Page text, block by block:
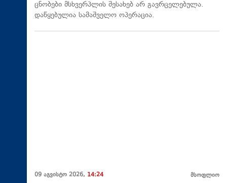
ცნობები მსხვერპლის შესახებ არ გავრცელებულა.
დაწყებულია სამაშველო ოპერაცია.
09 აგვისტო 2026, 14:24 მსოფლიო